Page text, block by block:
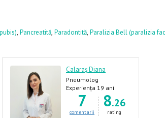
, Pancreatită, Paradontită, Paralizia Bell (paralizia
Calaraș Diana
Pneumolog
Experiența 19 ani
7
comentarii
8.26
rating